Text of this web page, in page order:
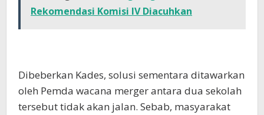
Rekomendasi Komisi IV Diacuhkan
Dibeberkan Kades, solusi sementara ditawarkan
oleh Pemda wacana merger antara dua sekolah
tersebut tidak akan jalan. Sebab, masyarakat